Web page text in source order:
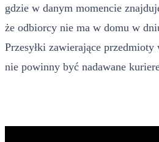
gdzie w danym momencie
że odbiorcy nie ma w domu w
Przesyłki zawierające przedmioty
nie powinny być nadawane